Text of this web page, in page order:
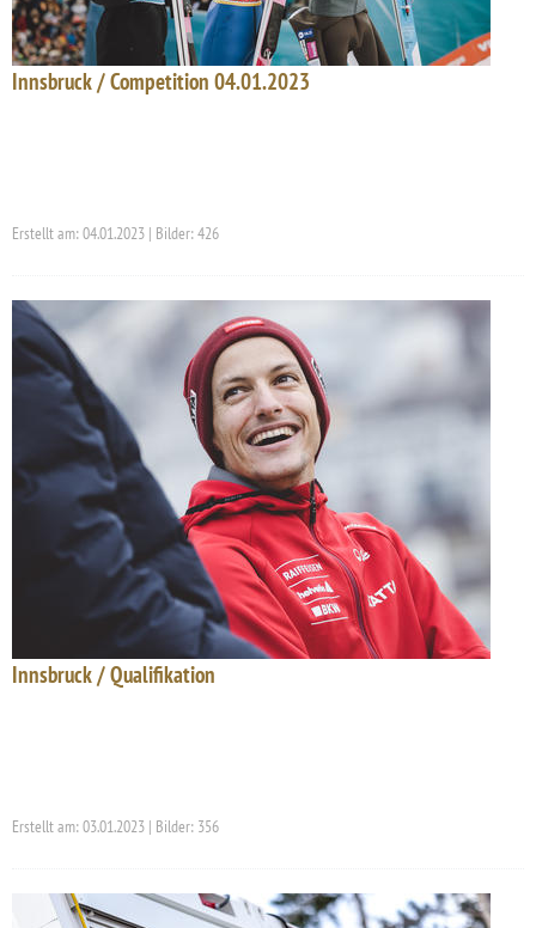
Innsbruck / Competition 04.01.2023
Erstellt am: 04.01.2023 | Bilder: 426
Innsbruck / Qualifikation
Erstellt am: 03.01.2023 | Bilder: 356